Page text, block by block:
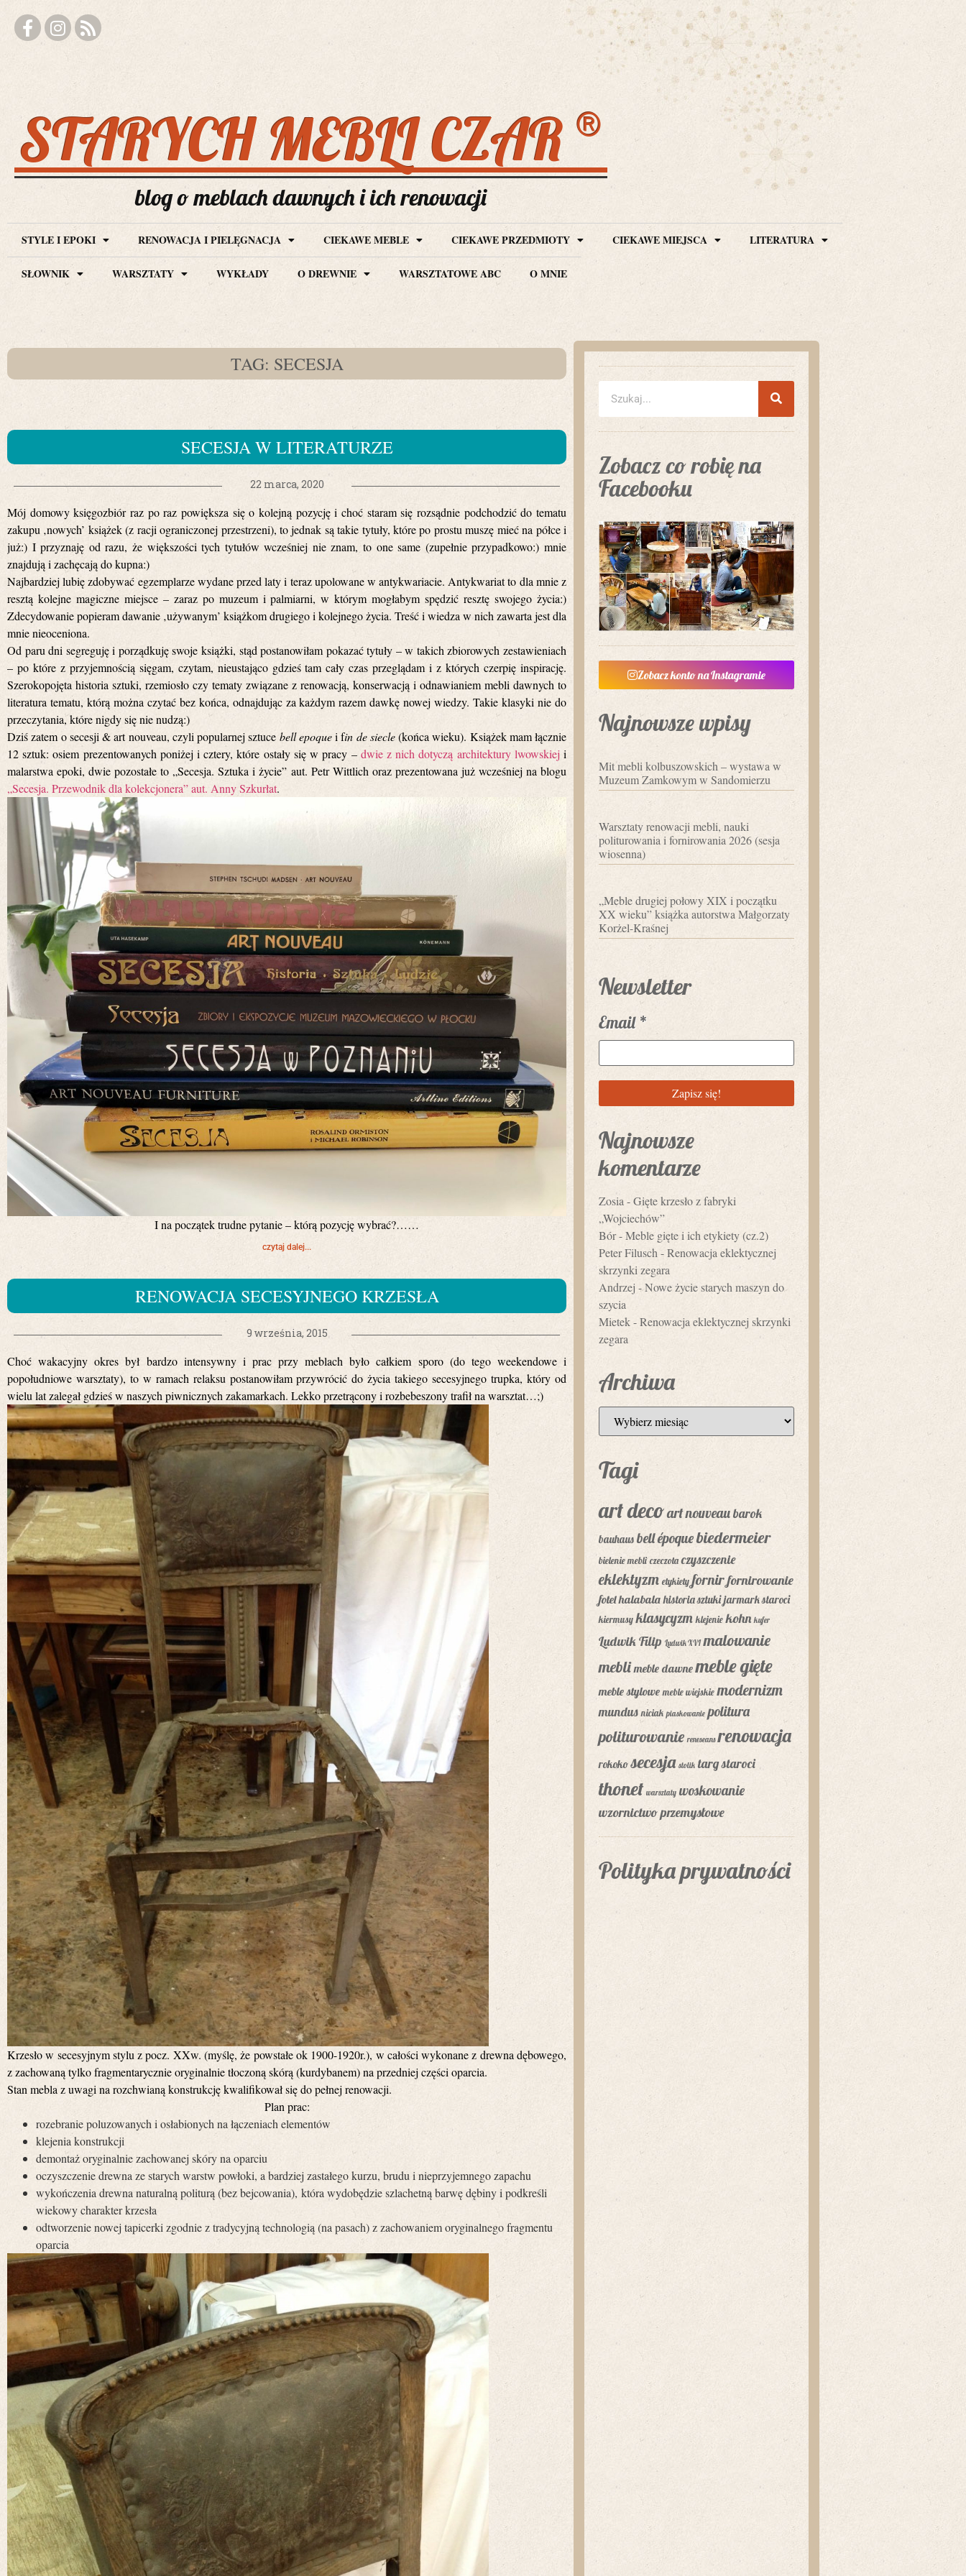
STARYCH MEBLI CZAR®
blog o meblach dawnych i ich renowacji
STYLE I EPOKI RENOWACJA I PIELĘGNACJA CIEKAWE MEBLE CIEKAWE PRZEDMIOTY CIEKAWE MIEJSCA LITERATURA
SŁOWNIK WARSZTATY WYKŁADY O DREWNIE WARSZTATOWE ABC O MNIE
TAG: SECESJA
SECESJA W LITERATURZE
22 marca, 2020
Mój domowy księgozbiór raz po raz powiększa się o kolejną pozycję i choć staram się rozsądnie podchodzić do tematu
zakupu ‚nowych’ książek (z racji ograniczonej przestrzeni), to jednak są takie tytuły, które po prostu muszę mieć na półce i
już:) I przyznaję od razu, że większości tych tytułów wcześniej nie znam, to one same (zupełnie przypadkowo:) mnie
znajdują i zachęcają do kupna:)
Najbardziej lubię zdobywać egzemplarze wydane przed laty i teraz upolowane w antykwariacie. Antykwariat to dla mnie z
resztą kolejne magiczne miejsce – zaraz po muzeum i palmiarni, w którym mogłabym spędzić resztę swojego życia:)
Zdecydowanie popieram dawanie ‚używanym’ książkom drugiego i kolejnego życia. Treść i wiedza w nich zawarta jest dla
mnie nieoceniona.
Od paru dni segreguję i porządkuję swoje książki, stąd postanowiłam pokazać tytuły – w takich zbiorowych zestawieniach
– po które z przyjemnością sięgam, czytam, nieustająco gdzieś tam cały czas przeglądam i z których czerpię inspirację.
Szerokopojęta historia sztuki, rzemiosło czy tematy związane z renowacją, konserwacją i odnawianiem mebli dawnych to
literatura tematu, którą można czytać bez końca, odnajdując za każdym razem dawkę nowej wiedzy. Takie klasyki nie do
przeczytania, które nigdy się nie nudzą:)
Dziś zatem o secesji & art nouveau, czyli popularnej sztuce bell epoquei fin de siecle(końca wieku). Książek mam łącznie
12 sztuk: osiem prezentowanych poniżej i cztery, które ostały się w pracy – dwie z nich dotyczą architektury lwowskiej i
malarstwa epoki, dwie pozostałe to „Secesja. Sztuka i życie” aut. Petr Wittlich oraz prezentowana już wcześniej na blogu
„Secesja. Przewodnik dla kolekcjonera” aut. Anny Szkurłat.
I na początek trudne pytanie – którą pozycję wybrać?……
czytaj dalej...
RENOWACJA SECESYJNEGO KRZESŁA
9 września, 2015
Choć wakacyjny okres był bardzo intensywny i prac przy meblach było całkiem sporo (do tego weekendowe i
popołudniowe warsztaty), to w ramach relaksu postanowiłam przywrócić do życia takiego secesyjnego trupka, który od
wielu lat zalegał gdzieś w naszych piwnicznych zakamarkach. Lekko przetrącony i rozbebeszony trafił na warsztat…;)
Krzesło w secesyjnym stylu z pocz. XXw. (myślę, że powstałe ok 1900-1920r.), w całości wykonane z drewna dębowego,
z zachowaną tylko fragmentarycznie oryginalnie tłoczoną skórą (kurdybanem) na przedniej części oparcia.
Stan mebla z uwagi na rozchwianą konstrukcję kwalifikował się do pełnej renowacji.
Plan prac:
rozebranie poluzowanych i osłabionych na łączeniach elementów
klejenia konstrukcji
demontaż oryginalnie zachowanej skóry na oparciu
oczyszczenie drewna ze starych warstw powłoki, a bardziej zastałego kurzu, brudu i nieprzyjemnego zapachu
wykończenia drewna naturalną politurą (bez bejcowania), która wydobędzie szlachetną barwę dębiny i podkreśli
wiekowy charakter krzesła
odtworzenie nowej tapicerki zgodnie z tradycyjną technologią (na pasach) z zachowaniem oryginalnego fragmentu
oparcia
Zobacz co robię na
Facebooku
Zobacz konto na Instagramie
Najnowsze wpisy
Mit mebli kolbuszowskich – wystawa w
Muzeum Zamkowym w Sandomierzu
Warsztaty renowacji mebli, nauki
politurowania i fornirowania 2026 (sesja
wiosenna)
„Meble drugiej połowy XIX i początku
XX wieku” książka autorstwa Małgorzaty
Korżel-Kraśnej
Newsletter
Email *
Najnowsze
komentarze
Zosia -Gięte krzesło z fabryki
„Wojciechów”
Bór-Meble gięte i ich etykiety (cz.2)
Peter Filusch -Renowacja eklektycznej
skrzynki zegara
Andrzej -Nowe życie starych maszyn do
szycia
Mietek-Renowacja eklektycznej skrzynki
zegara
Archiwa
Tagi
art decoart nouveaubarok
bauhaus bell époquebiedermeier
bielenie mebli czeczota czyszczenie
eklektyzm etykiety fornirfornirowanie
fotel halabala historia sztuki jarmark staroci
kiermusy klasycyzm klejenie kohn kufer
Ludwik Filip Ludwik XVI malowanie
mebli meble dawne meble gięte
meble stylowe meble wiejskie modernizm
mundus niciak piaskowanie politura
politurowanie reneseans renowacja
rokoko secesja stolik targ staroci
thonet warsztaty woskowanie
wzornictwo przemysłowe
Polityka prywatności